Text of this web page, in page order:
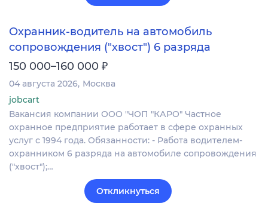
Охранник-водитель на автомобиль
сопровождения ("хвост") 6 разряда
150 000–160 000 ₽
04 августа 2026 Москва
jobcart
Вакансия компании ООО "ЧОП "КАРО" Частное
охранное предприятие работает в сфере охранных
услуг с 1994 года. Обязанности: - Работа водителем-
охранником 6 разряда на автомобиле сопровождения
("хвост");…
Откликнуться